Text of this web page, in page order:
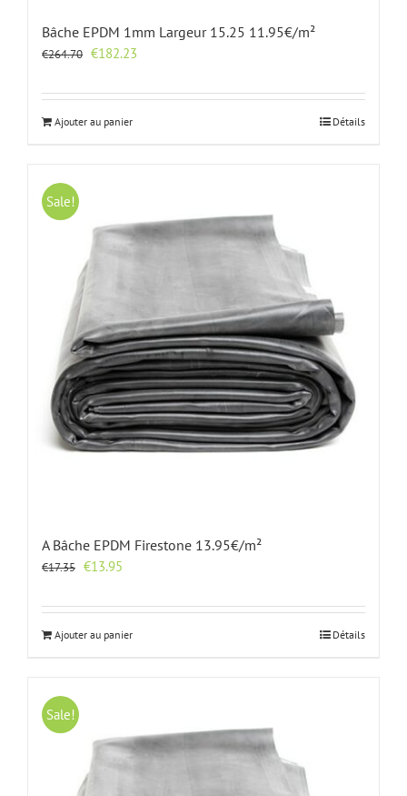
Bâche EPDM 1mm Largeur 15.25 11.95€/m²
€264.70 Le
initial
était :
€182.23
actuel
Ajouter au panier Détails
Sale!
A Bâche EPDM Firestone 13.95€/m²
€17.35 Le
initial
€13.95
actuel
est :
Ajouter au panier Détails
Sale!